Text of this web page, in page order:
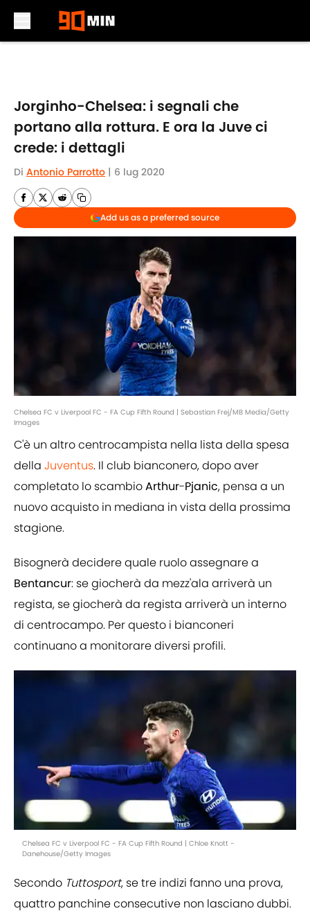
Jorginho-Chelsea: i segnali che
portano alla rottura. E ora la Juve ci
crede: i dettagli
Di Antonio Parrotto | 6 lug 2020
Add us as a preferred source
Chelsea FC v Liverpool FC - FA Cup Fifth Round | Sebastian Frej/MB Media/Getty
Images
C'è un altro centrocampista nella lista della spesa
della Juventus. Il club bianconero, dopo aver
completato lo scambioArthur-Pjanic, pensa a un
nuovo acquisto in mediana in vista della prossima
stagione.
Bisognerà decidere quale ruolo assegnare a
Bentancur: se giocherà da mezz'ala arriverà un
regista, se giocherà da regista arriverà un interno
di centrocampo. Per questo i bianconeri
continuano a monitorare diversi profili.
Chelsea FC v Liverpool FC - FA Cup Fifth Round | Chloe Knott -
Danehouse/Getty Images
Secondo Tuttosport, se tre indizi fanno una prova,
quattro panchine consecutive non lasciano dubbi.